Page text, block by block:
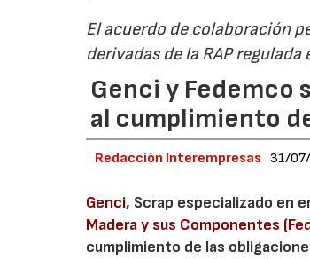
El acuerdo de colaboración
derivadas de la RAP
Genci y Fedemco
al cumplimiento
Redacción Interempresas 31/
Genci, Scrap especializado en
Madera y sus Componentes
cumplimiento de las